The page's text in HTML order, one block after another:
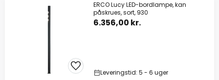
ERCO Lucy LED-bordlampe, kan
påskrues, sort, 930
6.356,00 kr.
Leveringstid: 5 - 6 uger